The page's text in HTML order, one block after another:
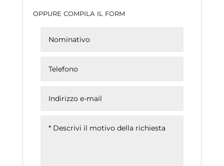
OPPURE COMPILA IL FORM